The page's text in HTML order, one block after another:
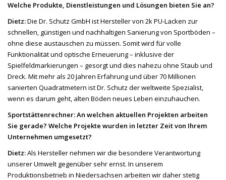
Welche Produkte, Dienstleistungen und Lösungen bieten Sie an?
Dietz:Die Dr. Schutz GmbH ist Hersteller von 2k PU-Lacken zur
schnellen, günstigen und nachhaltigen Sanierung von Sportböden –
ohne diese austauschen zu müssen. Somit wird für volle
Funktionalität und optische Erneuerung – inklusive der
Spielfeldmarkierungen – gesorgt und dies nahezu ohne Staub und
Dreck. Mit mehr als 20 Jahren Erfahrung und über 70 Millionen
sanierten Quadratmetern ist Dr. Schutz der weltweite Spezialist,
wenn es darum geht, alten Böden neues Leben einzuhauchen.
Sportstättenrechner: An welchen aktuellen Projekten arbeiten
Sie gerade? Welche Projekte wurden in letzter Zeit von Ihrem
Unternehmen umgesetzt?
Dietz:Als Hersteller nehmen wir die besondere Verantwortung
unserer Umwelt gegenüber sehr ernst. In unserem
Produktionsbetrieb in Niedersachsen arbeiten wir daher stetig